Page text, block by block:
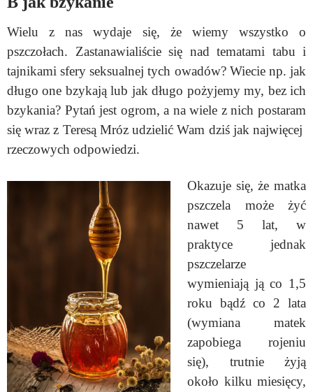
Wielu z nas wydaje się, że wiemy wszystko o
pszczołach. Zastanawialiście się nad tematami tabu i
tajnikami sfery seksualnej tych owadów? Wiecie np. jak
długo one bzykają lub jak długo pożyjemy my, bez ich
bzykania? Pytań jest ogrom, a na wiele z nich postaram
się wraz z Teresą Mróz udzielić Wam dziś jak najwięcej
rzeczowych odpowiedzi.
Okazuje się, że matka
pszczela może żyć
nawet 5 lat, w
praktyce jednak
pszczelarze
wymieniają ją co 1,5
roku bądź co 2 lata
(wymiana matek
zapobiega rojeniu
się), trutnie żyją
około kilku miesięcy,